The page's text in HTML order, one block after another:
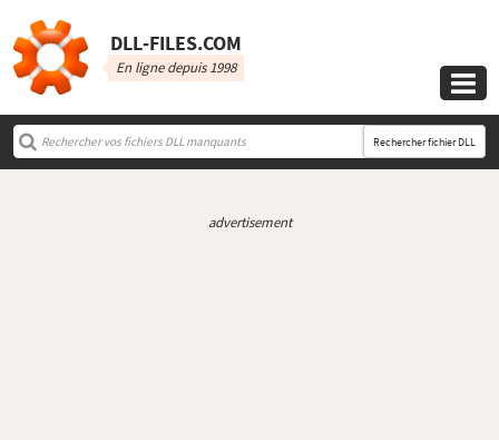
DLL‑FILES.COM
En ligne depuis 1998

Rechercher fichier DLL
advertisement